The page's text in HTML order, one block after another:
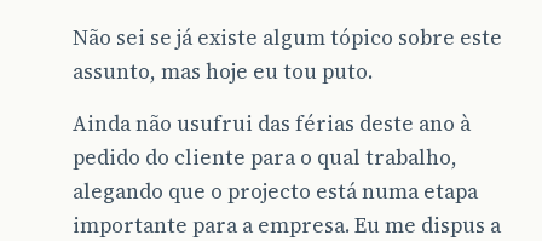
Não sei se já existe algum tópico sobre este
assunto, mas hoje eu tou puto.
Ainda não usufrui das férias deste ano à
pedido do cliente para o qual trabalho,
alegando que o projecto está numa etapa
importante para a empresa. Eu me dispus a